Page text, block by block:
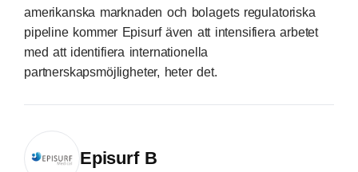
amerikanska marknaden och bolagets regulatoriska
pipeline kommer Episurf även att intensifiera arbetet
med att identifiera internationella
partnerskapsmöjligheter, heter det.
Episurf B